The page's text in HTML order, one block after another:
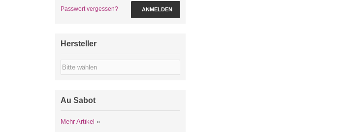
Passwort vergessen? ANMELDEN
Hersteller
Au Sabot
Mehr Artikel »